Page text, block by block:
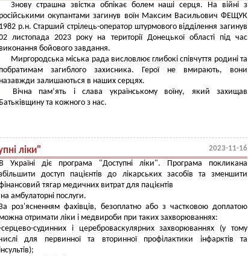
Знову страшна звістка обпікає болем наші серця. На війні з
російськими окупантами загинув воїн Максим Васильович ФЕЩУК
1982 р.н. Старший стрілець-оператор штурмового відділення загинув
листопада 2023 року на території Донецької області під час
виконання бойового завдання.
Миргородська міська рада висловлює глибокі співчуття родині та
побратимам загиблого захисника. Герої не вмирають, вони
назавжди залишаються в наших серцях.
Вічна пам’ять і слава українському воїну, який захищав
Батьківщину та кожного з нас.
ліки" 2023-11-16
В Україні діє програма "Доступні ліки". Програма покликана
доступ пацієнтів до лікарських засобів та зменшити
тягар медичних витрат для пацієнтів
на амбулаторні послуги.
роз'ясненням фахівців, безоплатно або з частковою доплатою
можна отримати ліки і медвироби при таких захворюваннях:
серцево-судинних і цереброваскулярних захворюваннях (у тому
для первинної та вторинної профілактики інфарктів та
інсультів);